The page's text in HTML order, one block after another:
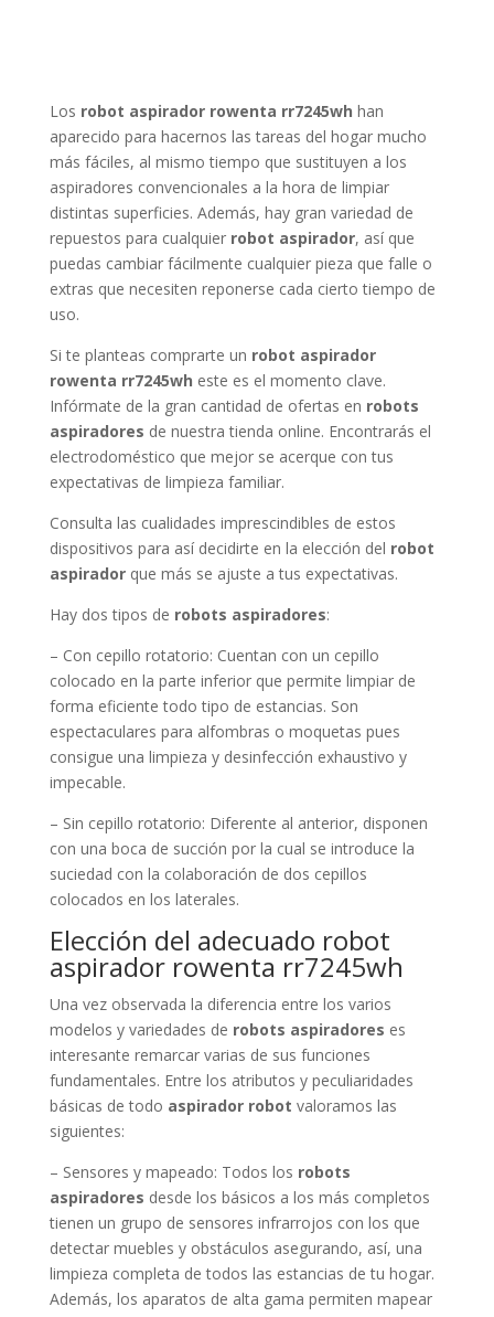
Los robot aspirador rowenta rr7245wh han
aparecido para hacernos las tareas del hogar mucho
más fáciles, al mismo tiempo que sustituyen a los
aspiradores convencionales a la hora de limpiar
distintas superficies. Además, hay gran variedad de
repuestos para cualquier robot aspirador, así que
puedas cambiar fácilmente cualquier pieza que falle o
extras que necesiten reponerse cada cierto tiempo de
uso.
Si te planteas comprarte un robot aspirador
rowenta rr7245wh este es el momento clave.
Infórmate de la gran cantidad de ofertas en robots
aspiradores de nuestra tienda online. Encontrarás el
electrodoméstico que mejor se acerque con tus
expectativas de limpieza familiar.
Consulta las cualidades imprescindibles de estos
dispositivos para así decidirte en la elección del robot
aspiradorque más se ajuste a tus expectativas.
Hay dos tipos de robots aspiradores:
– Con cepillo rotatorio: Cuentan con un cepillo
colocado en la parte inferior que permite limpiar de
forma eficiente todo tipo de estancias. Son
espectaculares para alfombras o moquetas pues
consigue una limpieza y desinfección exhaustivo y
impecable.
– Sin cepillo rotatorio: Diferente al anterior, disponen
con una boca de succión por la cual se introduce la
suciedad con la colaboración de dos cepillos
colocados en los laterales.
Elección del adecuado robot
aspirador rowenta rr7245wh
Una vez observada la diferencia entre los varios
modelos y variedades de robots aspiradores es
interesante remarcar varias de sus funciones
fundamentales. Entre los atributos y peculiaridades
básicas de todo aspirador robot valoramos las
siguientes:
– Sensores y mapeado: Todos los robots
aspiradores desde los básicos a los más completos
tienen un grupo de sensores infrarrojos con los que
detectar muebles y obstáculos asegurando, así, una
limpieza completa de todos las estancias de tu hogar.
Además, los aparatos de alta gama permiten mapear